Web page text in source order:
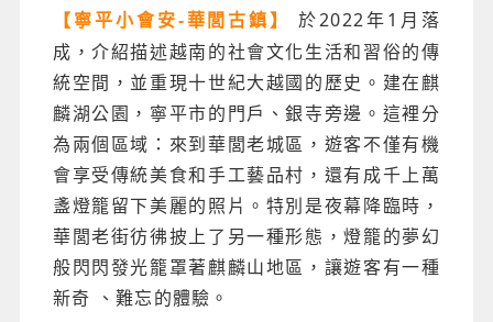
【寧平小會安-華閭古鎮】
於2022年1月落
成，介紹描述越南的社會文化生活和習俗的傳
統空間，並重現十世紀大越國的歷史。建在麒
麟湖公園，寧平市的門戶、銀寺旁邊。這裡分
為兩個區域：來到華閭老城區，遊客不僅有機
會享受傳統美食和手工藝品村，還有成千上萬
盞燈籠留下美麗的照片。特別是夜幕降臨時，
華閭老街彷彿披上了另一種形態，燈籠的夢幻
般閃閃發光籠罩著麒麟山地區，讓遊客有一種
新奇 、難忘的體驗。